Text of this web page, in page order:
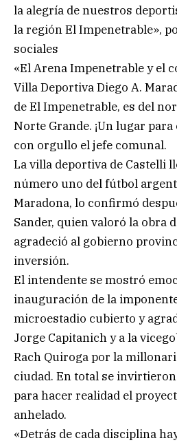
la alegría de nuestros
la región El Impenetrable»,
sociales
«El Arena Impenetrable y el
Villa Deportiva Diego A.
de El Impenetrable, es del
Norte Grande. ¡Un lugar
con orgullo el jefe comunal.
La villa deportiva de Castelli
número uno del fútbol
Maradona, lo confirmó
Sander, quien valoró la obra
agradeció al gobierno
inversión.
El intendente se mostró
inauguración de la
microestadio cubierto y
Jorge Capitanich y a la
Rach Quiroga por la
ciudad. En total se
para hacer realidad el
anhelado.
«Detrás de cada disciplina